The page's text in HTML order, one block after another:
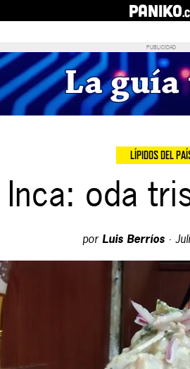
PANIKO
PUBLICIDAD
LÍPIDOS DEL
oda
por Luis Berríos ·